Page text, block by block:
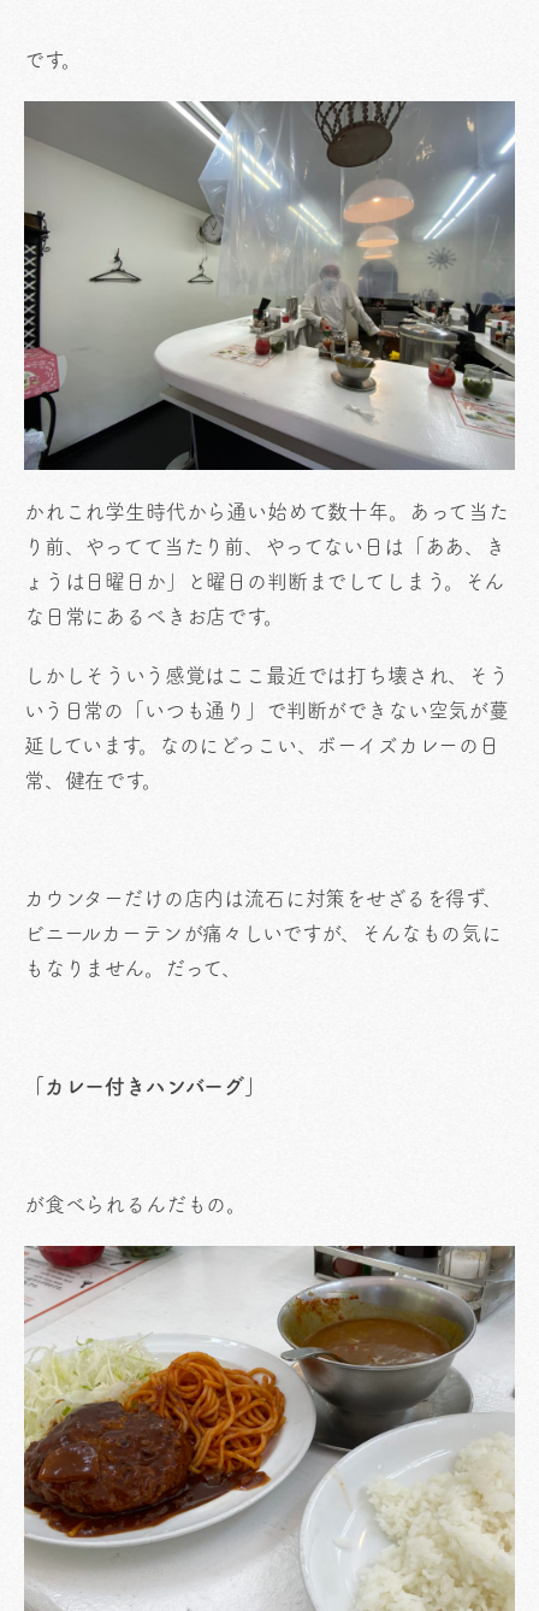
です。
かれこれ学生時代から通い始めて数十年。あって当た
り前、やってて当たり前、やってない日は「ああ、き
ょうは日曜日か」と曜日の判断までしてしまう。そん
な日常にあるべきお店です。
しかしそういう感覚はここ最近では打ち壊され、そう
いう日常の「いつも通り」で判断ができない空気が蔓
延しています。なのにどっこい、ボーイズカレーの日
常、健在です。
カウンターだけの店内は流石に対策をせざるを得ず、
ビニールカーテンが痛々しいですが、そんなもの気に
もなりません。だって、
「カレー付きハンバーグ」
が食べられるんだもの。